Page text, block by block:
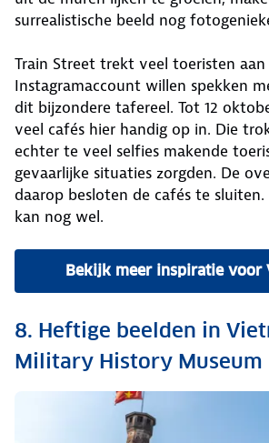
surrealistische beeld nog
Train Street trekt veel toeristen
Instagramaccount willen spekken
dit bijzondere tafereel. Tot 12
veel cafés hier handig op in. Die
echter te veel selfies makende
gevaarlijke situaties zorgden. De
daarop besloten de cafés te sluiten.
kan nog wel.
Bekijk meer inspiratie voor
8. Heftige beelden in
Military History Museum